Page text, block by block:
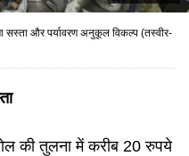
और पर्यावरण अनुकूल विकल्प (तस्वीर-
की तुलना में करीब 20 रुपये